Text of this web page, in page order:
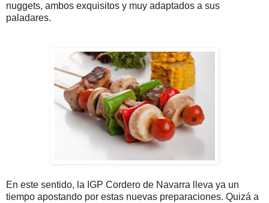
nuggets, ambos exquisitos y muy adaptados a sus
paladares.
En este sentido, la IGP Cordero de Navarra lleva ya un
tiempo apostando por estas nuevas preparaciones. Quizá a